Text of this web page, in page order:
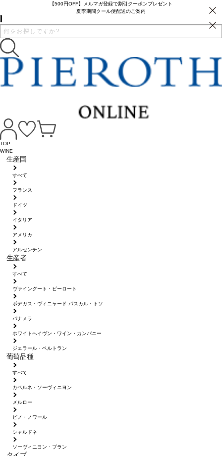
【500円OFF】メルマガ登録で割引クーポンプレゼント
夏季期間クール便配送のご案内
TOP
WINE
生産国
すべて
フランス
ドイツ
イタリア
アメリカ
アルゼンチン
生産者
すべて
ヴァイングート・ピーロート
ボデガス・ヴィニャード パスカル・トソ
パナメラ
ホワイトへイヴン・ワイン・カンパニー
ジェラール・ベルトラン
葡萄品種
すべて
カベルネ・ソーヴィニヨン
メルロー
ピノ・ノワール
シャルドネ
ソーヴィニヨン・ブラン